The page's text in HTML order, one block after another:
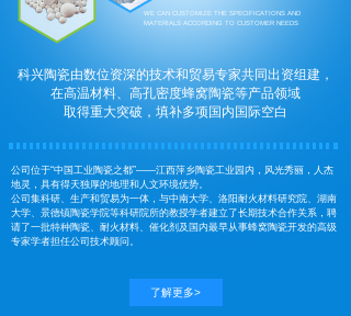
WE CAN CUSTOMIZE THE SPECIFICATIONS AND
MATERIALS ACCORDING TO CUSTOMER NEEDS
科兴陶瓷由数位资深的技术和贸易专家共同出资组建，
在高温材料、高孔密度蜂窝陶瓷等产品领域
取得重大突破， 填补多项国内国际空白
公司位于“中国工业陶瓷之都”——江西萍乡陶瓷工业园内，风光秀丽，人杰
地灵，具有得天独厚的地理和人文环境优势。
公司集科研、生产和贸易为一体，与中南大学、洛阳耐火材料研究院、湖南
大学、景德镇陶瓷学院等科研院所的教授学者建立了长期技术合作关系，聘
请了一批特种陶瓷、耐火材料、催化剂及国内最早从事蜂窝陶瓷开发的高级
专家学者担任公司技术顾问。
了解更多>